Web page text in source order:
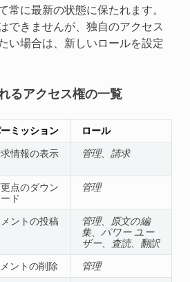
常に最新の状態に保たれます。
できませんが、独自のアクセス
い場合は、新しいロールを設定
るアクセス権の一覧
ミッション ロール
情報の表示 管理、 請求
点のダウン
ド
管理
メントの投稿 管理、
原文の編
集、 パワー ユー
ザー、 査読、 翻訳
ントの削除 管理